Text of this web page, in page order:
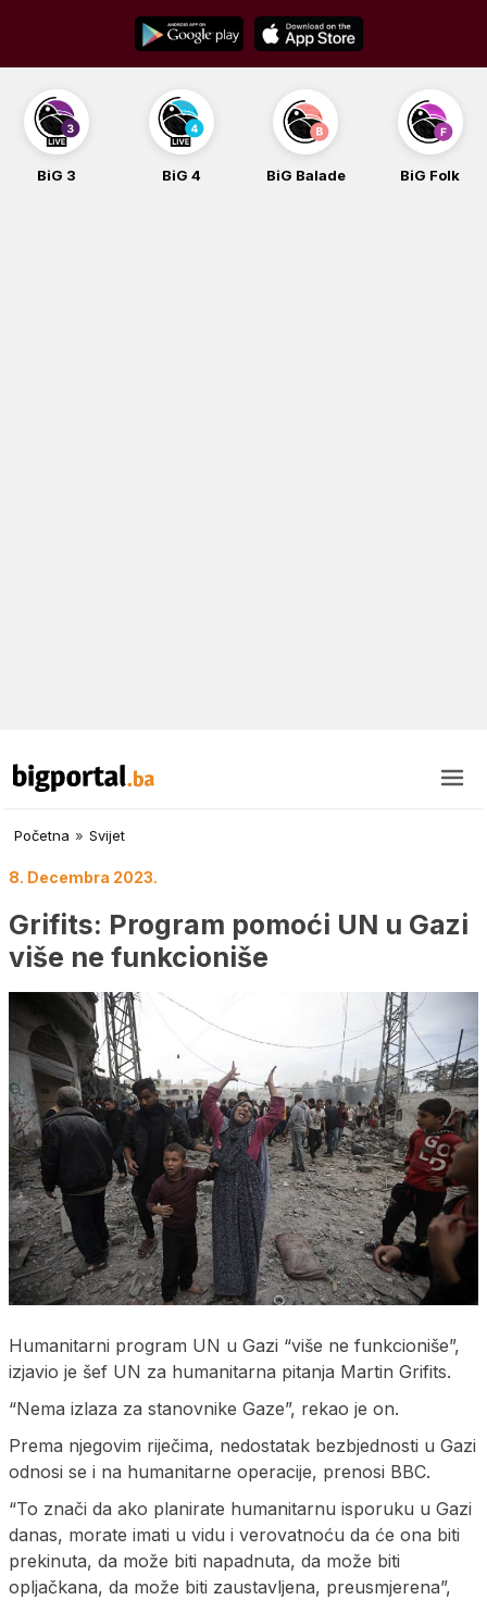
content
BiG 3 BiG 4 BiG Balade BiG Folk
Početna » Svijet
8. Decembra 2023.
Grifits: Program pomoći UN u Gazi
više ne funkcioniše
Humanitarni program UN u Gazi “više ne funkcioniše”,
izjavio je šef UN za humanitarna pitanja Martin Grifits.
“Nema izlaza za stanovnike Gaze”, rekao je on.
Prema njegovim riječima, nedostatak bezbjednosti u Gazi
odnosi se i na humanitarne operacije, prenosi BBC.
“To znači da ako planirate humanitarnu isporuku u Gazi
danas, morate imati u vidu i verovatnoću da će ona biti
prekinuta, da može biti napadnuta, da može biti
opljačkana, da može biti zaustavljena, preusmjerena”,